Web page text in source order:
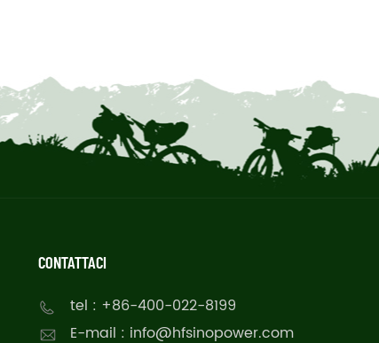
CONTATTACI
tel : +86-400-022-8199
E-mail : info@hfsinopower.com